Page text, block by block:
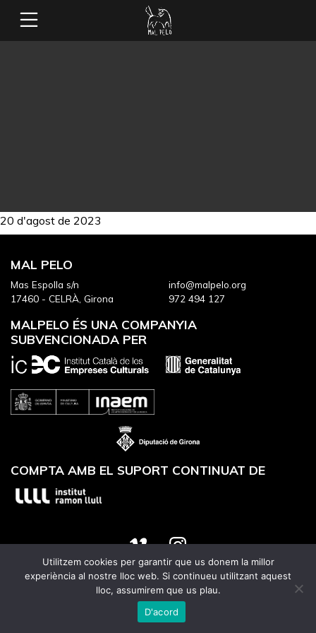
20 d'agost de 2023
MAL PELO
Mas Espolla s/n
17460 - CELRÀ, Girona
info@malpelo.org
972 494 127
MALPELO ÉS UNA COMPANYIA
SUBVENCIONADA PER
COMPTA AMB EL SUPORT CONTINUAT DE
Website designed byUtrans
Utilitzem cookies per garantir que us donem la millor
experiència al nostre lloc web. Si continueu utilitzant aquest
lloc, assumirem que us plau.
D'acord